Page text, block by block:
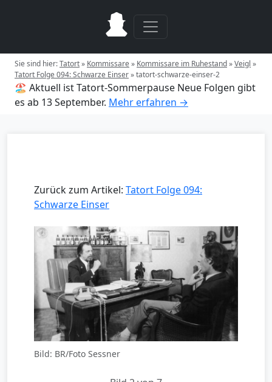
Sie sind hier:Tatort» Kommissare» Kommissare im Ruhestand»Veigl »
Tatort Folge 094: Schwarze Einser»tatort-schwarze-einser-2
🏖️ Aktuell ist Tatort-Sommerpause Neue Folgen gibt
es ab 13 September. Mehr erfahren →
Zurück zum Artikel: Tatort Folge 094:
Schwarze Einser
Bild: BR/Foto Sessner